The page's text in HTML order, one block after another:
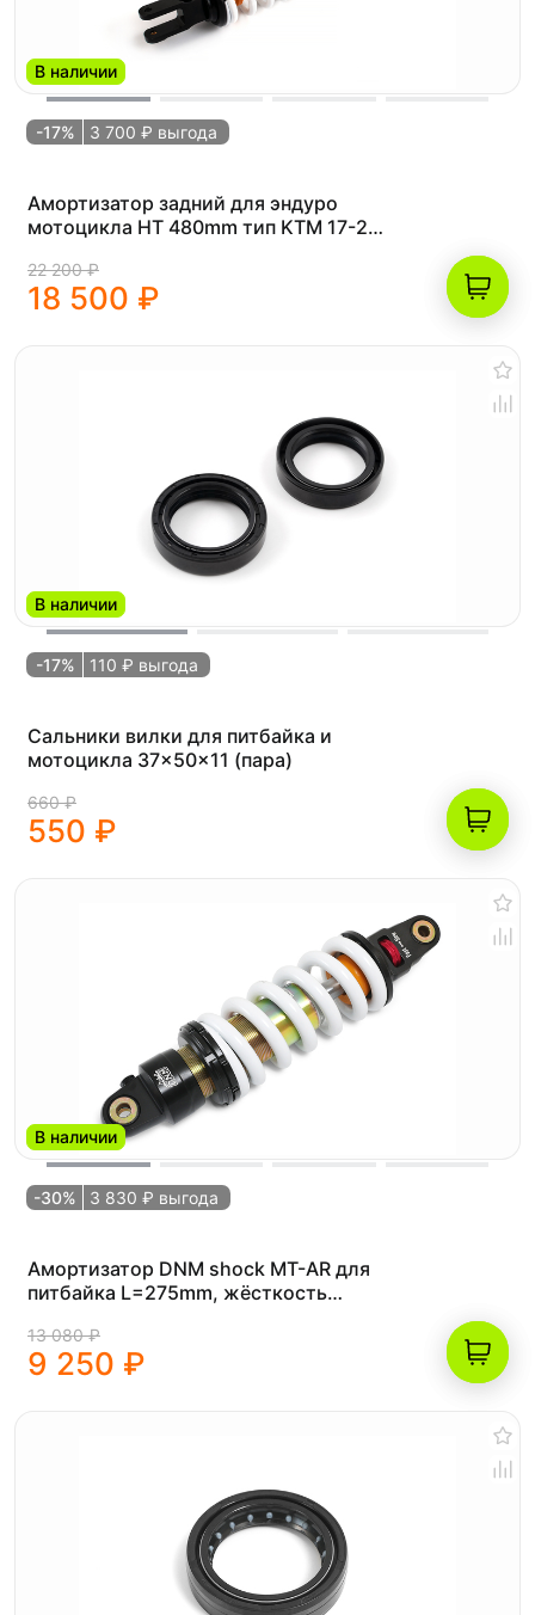
В наличии
-17% 3 700 ₽ выгода
Амортизатор задний для эндуро
мотоцикла HT 480mm тип KTM 17-23
22 200 ₽
18 500 ₽
В наличии
-17% 110 ₽ выгода
Сальники вилки для питбайка и
мотоцикла 37x50x11 (пара)
660 ₽
550 ₽
В наличии
-30% 3 830 ₽ выгода
Амортизатор DNM shock MT-AR для
питбайка L=275mm, жёсткость
13 080 ₽
9 250 ₽